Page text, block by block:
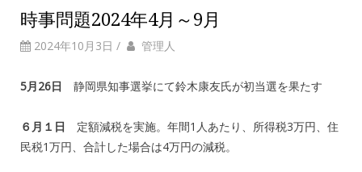
時事問題2024年4月～9月
2024年10月3日 / 管理人
5月26日 静岡県知事選挙にて鈴木康友氏が初当選を果たす
６月１日
定額減税を実施。年間1人あたり、所得税3万円、住
民税1万円、合計した場合は4万円の減税。